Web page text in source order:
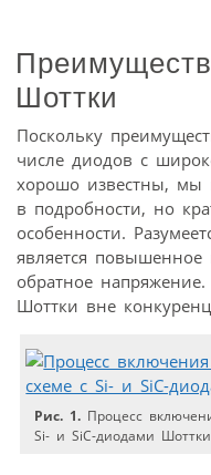
Шоттки
Поскольку
числе диодов с
хорошо известны, мы
в подробности, но
особенности.
является повышенное
обратное
Шоттки вне
Рис. 1. Процесс
Si- и SiC-диодами Шоттки